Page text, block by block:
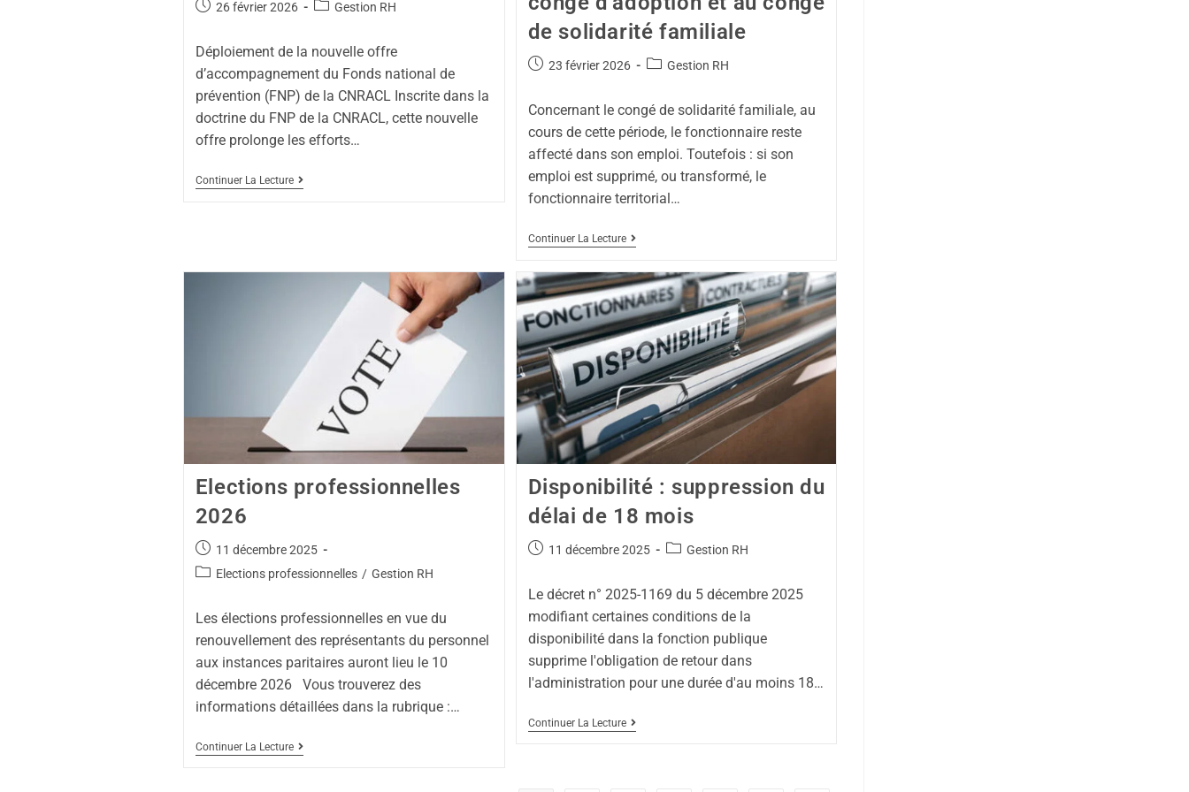
26 février 2026 Gestion RH
Déploiement de la nouvelle offre
d’accompagnement du Fonds national de
prévention (FNP) de la CNRACL Inscrite dans la
doctrine du FNP de la CNRACL, cette nouvelle
offre prolonge les efforts…
Continuer La Lecture
de solidarité familiale
23 février 2026 Gestion RH
Concernant le congé de solidarité familiale, au
cours de cette période, le fonctionnaire reste
affecté dans son emploi. Toutefois : si son
emploi est supprimé, ou transformé, le
fonctionnaire territorial…
Continuer La Lecture
Elections professionnelles
2026
11 décembre 2025
Elections professionnelles / Gestion RH
Les élections professionnelles en vue du
renouvellement des représentants du personnel
aux instances paritaires auront lieu le 10
décembre 2026 Vous trouverez des
informations détaillées dans la rubrique :…
Continuer La Lecture
Disponibilité : suppression du
délai de 18 mois
11 décembre 2025 Gestion RH
Le décret n° 2025-1169 du 5 décembre 2025
modifiant certaines conditions de la
disponibilité dans la fonction publique
supprime l'obligation de retour dans
l'administration pour une durée d'au moins 18…
Continuer La Lecture